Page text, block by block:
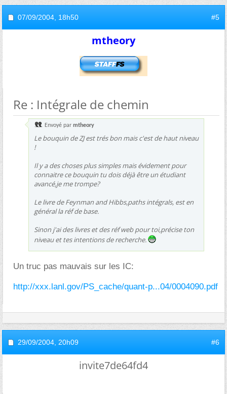
07/09/2004, 18h50 #5
mtheory
Re : Intégrale de chemin
Envoyé par mtheory
Le bouquin de ZJ est trés bon mais c'est de haut niveau
!
Il y a des choses plus simples mais évidement pour
connaitre ce bouquin tu dois déjà être un étudiant
avancé,je me trompe?
Le livre de Feynman and Hibbs,paths intégrals, est en
général la réf de base.
Sinon j'ai des livres et des réf web pour toi,précise ton
niveau et tes intentions de recherche.
Un truc pas mauvais sur les IC:
http://xxx.lanl.gov/PS_cache/quant-p...04/0004090.pdf
29/09/2004, 20h09 #6
invite7de64fd4